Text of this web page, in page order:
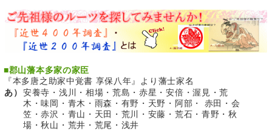
■郡山藩本多家の家臣
『本多唐之助家中覚書 享保八年』より藩士家名
あ） 安養寺・浅川・相場・荒島・赤星・安倍・渥見・荒
木・味岡・青木・雨森・有野・天野・阿部・ 赤田・会
笠・赤沢・青山・天田・荒川・安藤・荒石・青野・秋
場・秋山・荒井・荒尾・浅井